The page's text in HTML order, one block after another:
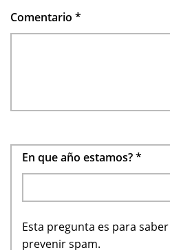
Comentario *
En que año estamos?*
Esta pregunta es para
prevenir spam.